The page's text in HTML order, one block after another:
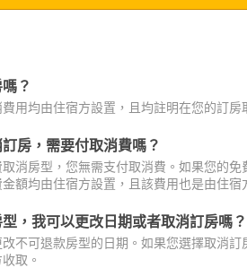
？
用均由住宿方設置，且均註明在您的訂
房，需要付取消費嗎？
消房型，您無需支付取消費。如果您的
額均由住宿方設置，且該費用也是由住宿
，我可以更改日期或者取消訂房嗎？
不可退款房型的日期。如果您選擇取消
取。